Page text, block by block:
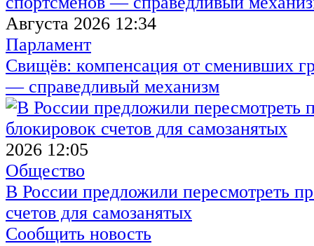
Августа 2026 12:34
Парламент
Свищёв: компенсация от сменивших
— справедливый механизм
2026 12:05
Общество
В России предложили пересмотреть
счетов для самозанятых
Сообщить новость